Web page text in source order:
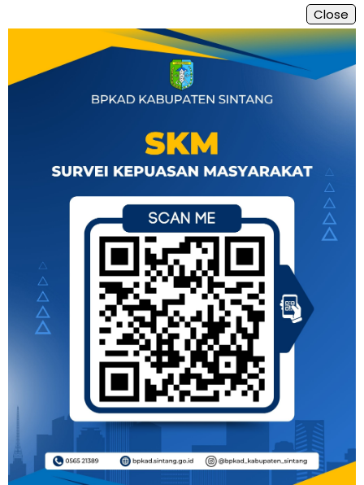
Bupati dan
Wakil Bupati
Sintang Periode
2025 - 2030
Seluruh Jajaran BPKAD
Harkodia 2025
Close